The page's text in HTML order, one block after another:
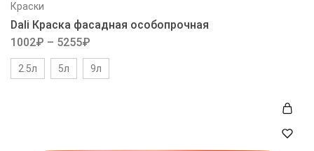
Краски
Dali Краска фасадная особопрочная
1002₽ – 5255₽
2.5л 5л 9л